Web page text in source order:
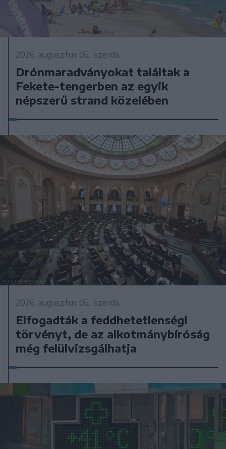
2026. augusztus 05., szerda
Drónmaradványokat találtak a
Fekete-tengerben az egyik
népszerű strand közelében
2026. augusztus 05., szerda
Elfogadták a feddhetetlenségi
törvényt, de az alkotmánybíróság
még felülvizsgálhatja